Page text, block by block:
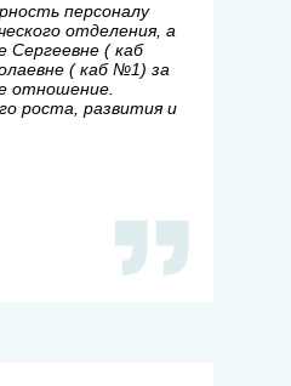
персоналу
отделения, а
Сергеевне ( каб
( каб №1) за
отношение.
роста, развития и